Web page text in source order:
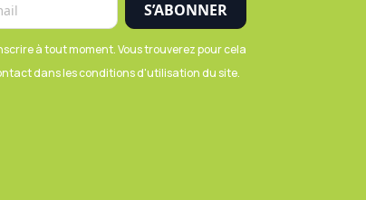
à tout moment. Vous trouverez pour cela
dans les conditions d'utilisation du site.